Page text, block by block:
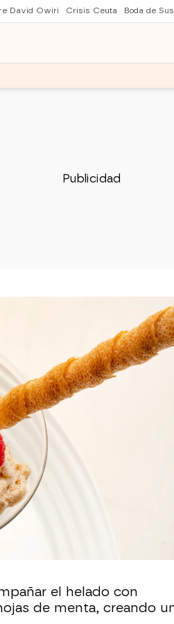
David Owiri Crisis Ceuta Boda de
un postre cremoso
helado de avellanas
Arguiñano
que se prepara sin
avellanas molidas, leche
montada se congela
obtener una textura
el helado con
de menta, creando